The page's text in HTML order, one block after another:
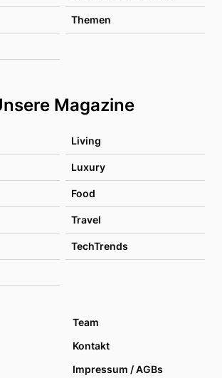
Themen
Magazine
Living
Luxury
Food
Travel
TechTrends
Team
Kontakt
Impressum / AGBs